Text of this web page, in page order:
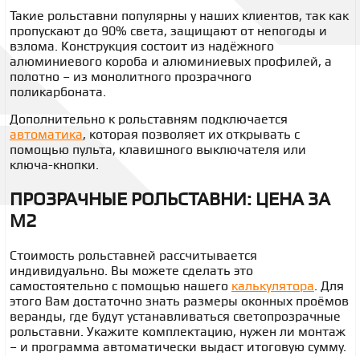
Такие рольставни популярны у наших клиентов, так как
пропускают до 90% света, защищают от непогоды и
взлома. Конструкция состоит из надёжного
алюминиевого короба и алюминиевых профилей, а
полотно – из монолитного прозрачного
поликарбоната.
Дополнительно к рольставням подключается
автоматика, которая позволяет их открывать с
помощью пульта, клавишного выключателя или
ключа-кнопки.
ПРОЗРАЧНЫЕ РОЛЬСТАВНИ: ЦЕНА ЗА
М2
Стоимость рольставней рассчитывается
индивидуально. Вы можете сделать это
самостоятельно с помощью нашего калькулятора. Для
этого Вам достаточно знать размеры оконных проёмов
веранды, где будут устанавливаться светопрозрачные
рольставни. Укажите комплектацию, нужен ли монтаж
– и программа автоматически выдаст итоговую сумму.